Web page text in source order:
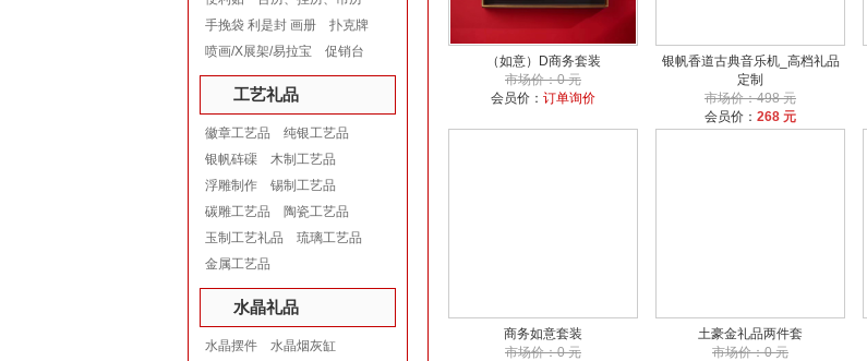
手挽袋 利是封 画册
扑克牌
喷画/X展架/易拉宝
促销台
工艺礼品
徽章工艺品
纯银工艺品
银帆砗磲
木制工艺品
浮雕制作
锡制工艺品
碳雕工艺品
陶瓷工艺品
玉制工艺礼品
琉璃工艺品
金属工艺品
水晶礼品
水晶摆件
水晶烟灰缸
（如意）D商务套装
市场价：0 元
会员价： 订单询价
银帆香道古典音乐机_高档礼品
定制
市场价：498 元
会员价： 268 元
商务如意套装
市场价：0 元
土豪金礼品两件套
市场价：0 元